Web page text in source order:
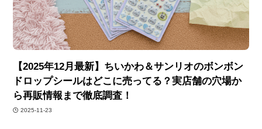
【2025年12月最新】ちいかわ＆サンリオのボンボン
ドロップシールはどこに売ってる？実店舗の穴場か
ら再販情報まで徹底調査！
2025-11-23